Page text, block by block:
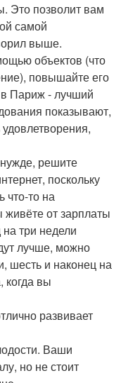
Это позволит вам
самой
выше.
объектов (что
повышайте его
Париж - лучший
показывают,
решите
поскольку
что-то на
живёте от зарплаты
три недели
лучше, можно
шесть и наконец на
когда вы
развивает
Ваши
но не стоит